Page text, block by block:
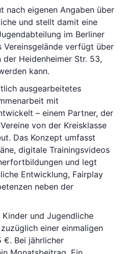
nach eigenen Angaben über
und stellt damit eine
im Berliner
Vereinsgelände verfügt über
Heidenheimer Str. 53,
kann.
ausgearbeitetes
mit
– einem Partner, der
von der Kreisklasse
Das Konzept umfasst
digitale Trainingsvideos
und legt
Entwicklung, Fairplay
neben der
und Jugendliche
einer einmaligen
€. Bei jährlicher